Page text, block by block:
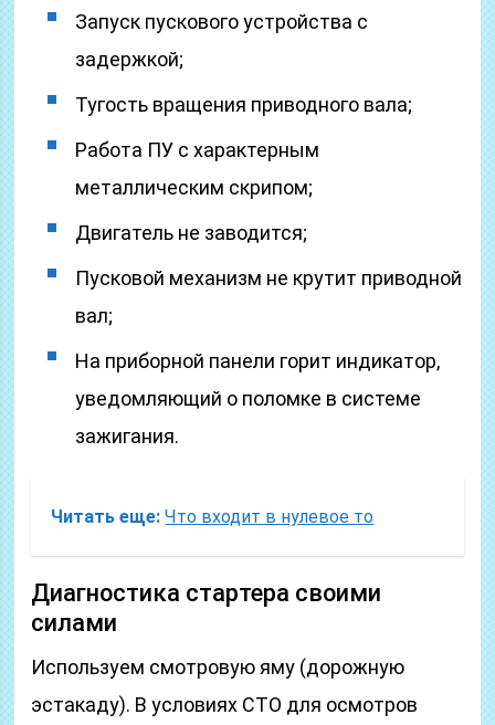
Запуск пускового устройства с
задержкой;
Тугость вращения приводного вала;
Работа ПУ с характерным
металлическим скрипом;
Двигатель не заводится;
Пусковой механизм не крутит приводной
вал;
На приборной панели горит индикатор,
уведомляющий о поломке в системе
зажигания.
Читать еще: Что входит в нулевое то
Диагностика стартера своими
силами
Используем смотровую яму (дорожную
эстакаду). В условиях СТО для осмотров